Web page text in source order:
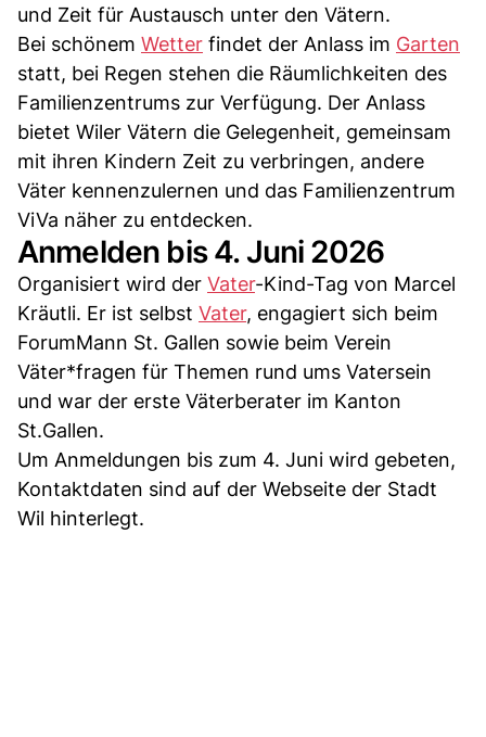
und Zeit für Austausch unter den Vätern.
Bei schönem Wetter findet der Anlass im Garten
statt, bei Regen stehen die Räumlichkeiten des
Familienzentrums zur Verfügung. Der Anlass
bietet Wiler Vätern die Gelegenheit, gemeinsam
mit ihren Kindern Zeit zu verbringen, andere
Väter kennenzulernen und das Familienzentrum
ViVa näher zu entdecken.
Anmelden bis 4. Juni 2026
Organisiert wird der Vater-Kind-Tag von Marcel
Kräutli. Er ist selbst Vater, engagiert sich beim
ForumMann St. Gallen sowie beim Verein
Väter*fragen für Themen rund ums Vatersein
und war der erste Väterberater im Kanton
St.Gallen.
Um Anmeldungen bis zum 4. Juni wird gebeten,
Kontaktdaten sind auf der Webseite der Stadt
Wil hinterlegt.